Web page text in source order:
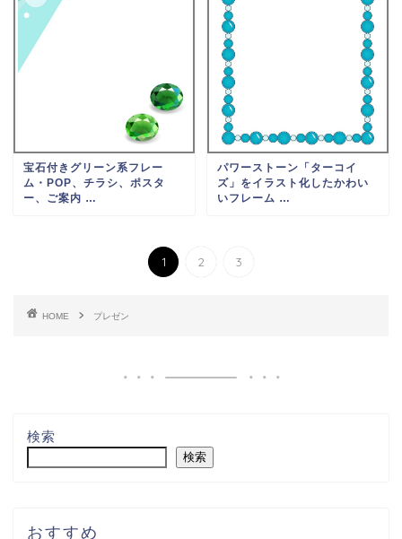
宝石付きグリーン系フレー
ム・POP、チラシ、ポスタ
ー、ご案内 …
パワーストーン「ターコイ
ズ」をイラスト化したかわい
いフレーム …
1 2 3
HOME プレゼン
検索
検索
おすすめ